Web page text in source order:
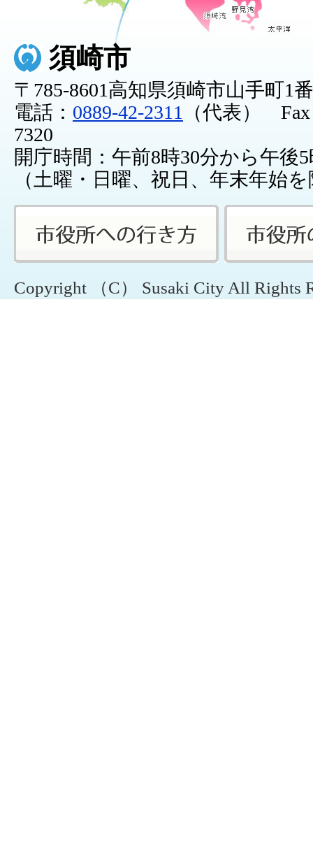
須崎市
〒785-8601高知県須崎市山手町1
電話： 0889-42-2311
（代表） Fax
7320
開庁時間：午前8時30分から午後
（土曜・日曜、祝日、年末年始
Copyright （C） Susaki City All Rights